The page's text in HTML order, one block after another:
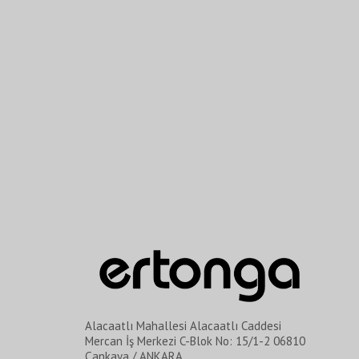
Alacaatlı Mahallesi Alacaatlı Caddesi
Mercan İş Merkezi C-Blok No: 15/1-2 06810